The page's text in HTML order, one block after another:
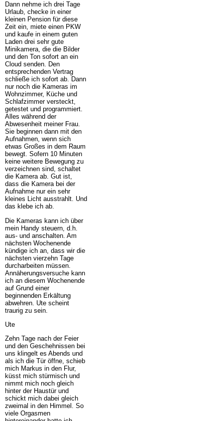
Dann nehme ich drei Tage
Urlaub, checke in einer
kleinen Pension für diese
Zeit ein, miete einen PKW
und kaufe in einem guten
Laden drei sehr gute
Minikamera, die die Bilder
und den Ton sofort an ein
Cloud senden. Den
entsprechenden Vertrag
schließe ich sofort ab. Dann
nur noch die Kameras im
Wohnzimmer, Küche und
Schlafzimmer versteckt,
getestet und programmiert.
Alles während der
Abwesenheit meiner Frau.
Sie beginnen dann mit den
Aufnahmen, wenn sich
etwas Großes in dem Raum
bewegt. Sofern 10 Minuten
keine weitere Bewegung zu
verzeichnen sind, schaltet
die Kamera ab. Gut ist,
dass die Kamera bei der
Aufnahme nur ein sehr
kleines Licht ausstrahlt. Und
das klebe ich ab.
Die Kameras kann ich über
mein Handy steuern, d.h.
aus- und anschalten. Am
nächsten Wochenende
kündige ich an, dass wir die
nächsten vierzehn Tage
durcharbeiten müssen.
Annäherungsversuche kann
ich an diesem Wochenende
auf Grund einer
beginnenden Erkältung
abwehren. Ute scheint
traurig zu sein.
Ute
Zehn Tage nach der Feier
und den Geschehnissen bei
uns klingelt es Abends und
als ich die Tür öffne, schieb
mich Markus in den Flur,
küsst mich stürmisch und
nimmt mich noch gleich
hinter der Haustür und
schickt mich dabei gleich
zweimal in den Himmel. So
viele Orgasmen